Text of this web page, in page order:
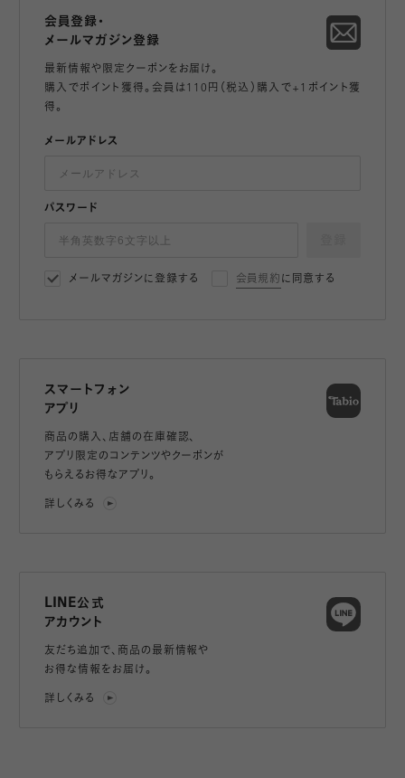
会員登録・
メールマガジン登録
最新情報や限定クーポンをお届け。
購入でポイント獲得。会員は110円（税込）購入で+1ポイント獲
得。
メールアドレス
パスワード
メールマガジンに登録する 会員規約 に同意する
スマートフォン
アプリ
商品の購入、店舗の在庫確認、
アプリ限定のコンテンツやクーポンが
もらえるお得なアプリ。
詳しくみる
LINE公式
アカウント
友だち追加で、 商品の最新情報や
お得な情報をお届け。
詳しくみる